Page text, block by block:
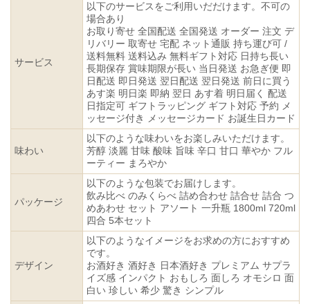
サービス
以下のサービスをご利用いだだけます。不可の
場合あり
お取り寄せ 全国配送 全国発送 オーダー 注文 デ
リバリー 取寄せ 宅配 ネット通販 持ち運び可 /
送料無料 送料込み 無料ギフト対応 日持ち長い
長期保存 賞味期限が長い 当日発送 お急ぎ便 即
日配送 即日発送 翌日配送 翌日発送 前日に買う
あす楽 明日楽 即納 翌日 あす着 明日届く 配送
日指定可 ギフトラッピング ギフト対応 予約 メ
ッセージ付き メッセージカード お誕生日カード
味わい
以下のような味わいをお楽しみいただけます。
芳醇 淡麗 甘味 酸味 旨味 辛口 甘口 華やか フル
ーティー まろやか
パッケージ
以下のような包装でお届けします。
飲み比べ のみくらべ 詰め合わせ 詰合せ 詰合 つ
めあわせ セット アソート 一升瓶 1800ml 720ml
四合 5本セット
デザイン
以下のようなイメージをお求めの方におすすめ
です。
お酒好き 酒好き 日本酒好き プレミアム サプラ
イズ感 インパクト おもしろ 面しろ オモシロ 面
白い 珍しい 希少 驚き シンプル